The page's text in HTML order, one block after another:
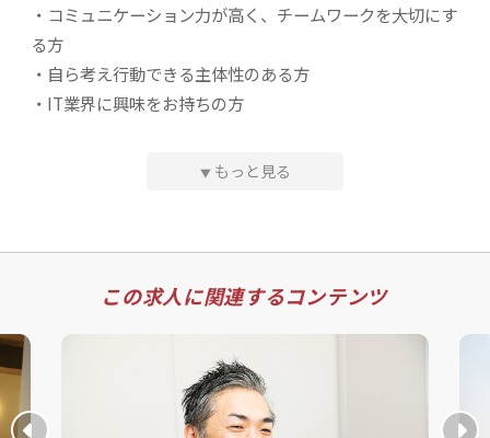
・開発プロジェクトの獲得
・クライアントとの関係性構築
・エンジニアの定期的なフォローアップ
・パートナー企業の新規開拓および協力関係の強化
当社が営業で大切にしているのは、クライアントと長
の関係を築くことで、中長期的にみれば当社の利益も
大きくなっていくと考えています。当社のリピート率
の高さには、ビジネス相手と共に成長していく姿勢も
寄与しているといえるでしょう。
に任せておけば安心」と厚い信頼を寄せられています。時
には、他社のエンジニアの指導や調整を任されるほど！強
固な信頼関係を築けているため、クライアントに一歩踏み
込んだ提案も可能です。表面的なお付き合いとは一線を画
現在の営業チームは、営業担当の男性2名＋代表直轄の営
業担当1名。現在のメンバーとは異なる視点・コミュニケ
ーションスキルを持った方を新たに迎えることで、営業チ
ームの多様性を高めていきたいと考え、今回の募集に至り
ました。一人ひとりの考えや志向を尊重する風土が醸成さ
れており、積極的な意見の発信・提案は大歓迎！あなたら
しい活躍に期待しています。
・コミュニケーション力が高く、チームワークを大切にす
る方
・自ら考え行動できる主体性のある方
・IT業界に興味をお持ちの方
・顧客志向で柔軟な対応ができる方
「女性が活躍していける会社」を目指しており、女性社員
歓迎します。
素直さとは、自主的に考えて行動を起こすこと。例えば
「任された仕事は挑戦してみる」「知識を増やそうと勉強
▼ もっと見る
この求人に関連するコンテンツ